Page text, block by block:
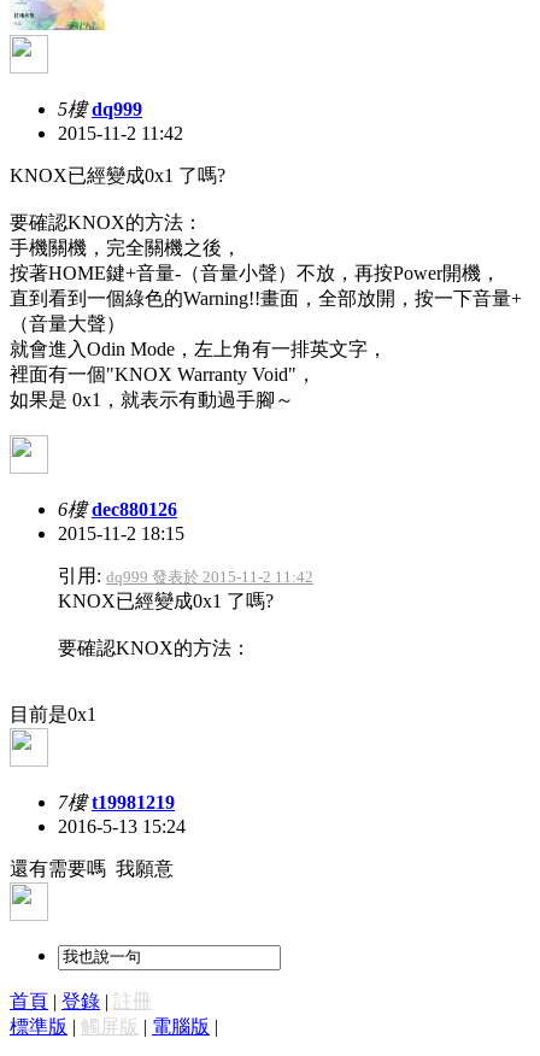
5樓 dq999
2015-11-2 11:42
KNOX已經變成0x1 了嗎?
要確認KNOX的方法：
手機關機，完全關機之後，
按著HOME鍵+音量-（音量小聲）不放，再按Power開機，
直到看到一個綠色的Warning!!畫面，全部放開，按一下音量+
（音量大聲）
就會進入Odin Mode，左上角有一排英文字，
裡面有一個"KNOX Warranty Void"，
如果是 0x1，就表示有動過手腳～
6樓 dec880126
2015-11-2 18:15
引用: dq999 發表於 2015-11-2 11:42
KNOX已經變成0x1 了嗎?
要確認KNOX的方法：
目前是0x1
7樓 t19981219
2016-5-13 15:24
還有需要嗎 我願意
首頁 | 登錄 | 註冊
標準版 | 觸屏版 | 電腦版 |